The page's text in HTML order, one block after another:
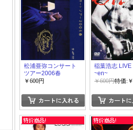
松浦亜弥コンサート
ツアー2006春
~OTONA no
￥600円
稲葉浩志
~en~
￥600円特価: